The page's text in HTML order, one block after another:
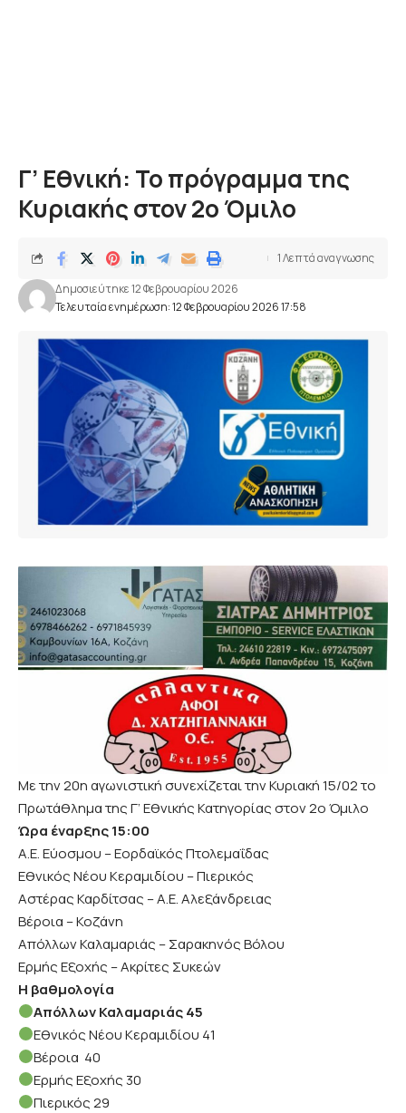
Γ’ Εθνική: Το πρόγραμμα της
Κυριακής στον 2ο Όμιλο
Τελευταία ενημέρωση: 12 Φεβρουαρίου 2026 17:58
Δημοσιεύτηκε 12 Φεβρουαρίου 2026
1 Λεπτά αναγνωσης
Με την 20η αγωνιστική συνεχίζεται την Κυριακή 15/02 το
Πρωτάθλημα της Γ’ Εθνικής Κατηγορίας στον 2ο Όμιλο
Ώρα έναρξης 15:00
Α.Ε. Εύοσμου – Εορδαϊκός Πτολεμαΐδας
Εθνικός Νέου Κεραμιδίου – Πιερικός
Αστέρας Καρδίτσας – Α.Ε. Αλεξάνδρειας
Βέροια – Κοζάνη
Απόλλων Καλαμαριάς – Σαρακηνός Βόλου
Ερμής Εξοχής – Ακρίτες Συκεών
Η βαθμολογία
Απόλλων Καλαμαριάς 45
Εθνικός Νέου Κεραμιδίου 41
Βέροια 40
Ερμής Εξοχής 30
Πιερικός 29